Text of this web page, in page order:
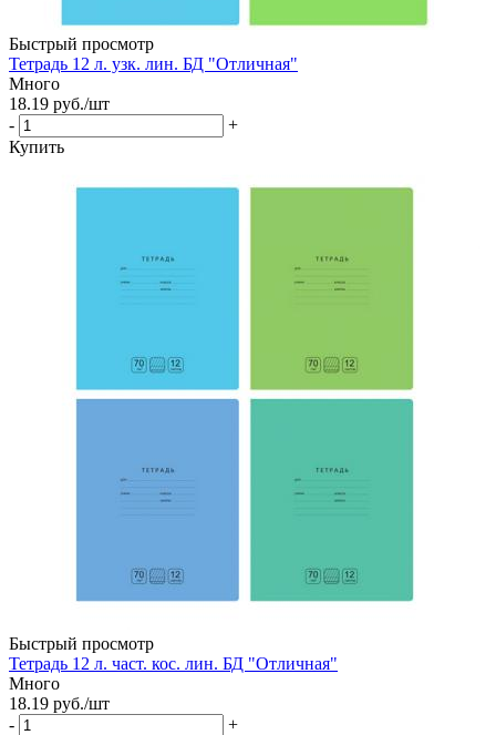
Быстрый просмотр
Тетрадь 12 л. узк. лин. БД "Отличная"
Много
18.19 руб./шт
-
+
Купить
Быстрый просмотр
Тетрадь 12 л. част. кос. лин. БД "Отличная"
Много
18.19 руб./шт
-
+